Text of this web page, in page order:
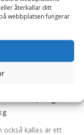
återkallar ditt
webbplatsen fungerar
också kallas är ett